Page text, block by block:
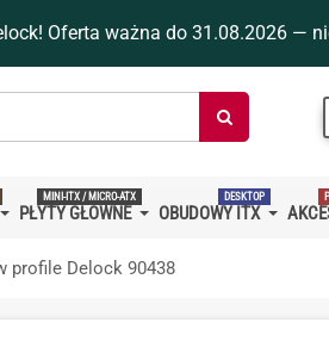
Oferta ważna do 31.08.2026 —
Szukaj
w
PŁYTY GŁÓWNE
MINI-ITX / MICRO-ATX
OBUDOWY ITX
DESKTOP
profile Delock 90438